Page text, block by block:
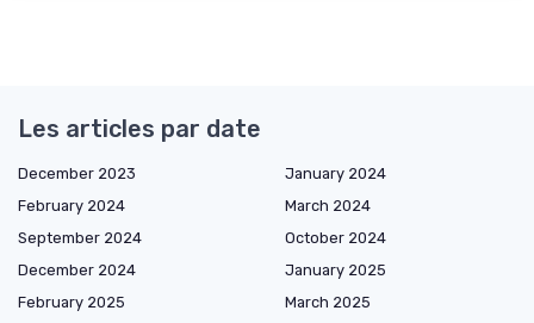
Les articles par date
December 2023
January 2024
February 2024
March 2024
September 2024
October 2024
December 2024
January 2025
February 2025
March 2025